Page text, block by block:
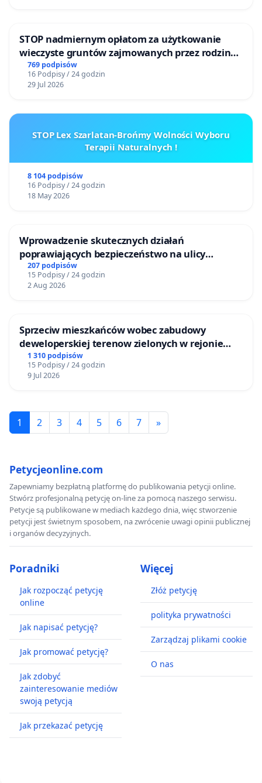
STOP nadmiernym opłatom za użytkowanie
wieczyste gruntów zajmowanych przez rodzinne
ogrody działkowe.
769 podpisów
16 Podpisy / 24 godzin
29 Jul 2026
STOP Lex Szarlatan-Brońmy Wolności Wyboru
Terapii Naturalnych !
8 104 podpisów
16 Podpisy / 24 godzin
18 May 2026
Wprowadzenie skutecznych działań
poprawiających bezpieczeństwo na ulicy
Żeromskiego w Otwocku
207 podpisów
15 Podpisy / 24 godzin
2 Aug 2026
Sprzeciw mieszkańców wobec zabudowy
deweloperskiej terenow zielonych w rejonie
Bulwarów Straceńskich w Bielsku-Białej
1 310 podpisów
15 Podpisy / 24 godzin
9 Jul 2026
1 2 3 4 5 6 7 »
Petycjeonline.com
Zapewniamy bezpłatną platformę do publikowania petycji online.
Stwórz profesjonalną petycję on-line za pomocą naszego serwisu.
Petycje są publikowane w mediach każdego dnia, więc stworzenie
petycji jest świetnym sposobem, na zwrócenie uwagi opinii publicznej
i organów decyzyjnych.
Poradniki
Jak rozpocząć petycję
online
Jak napisać petycję?
Jak promować petycję?
Jak zdobyć
zainteresowanie mediów
swoją petycją
Jak przekazać petycję
Więcej
Złóż petycję
polityka prywatności
Zarządzaj plikami cookie
O nas